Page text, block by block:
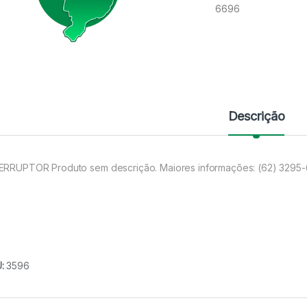
6696
Descrição
Produto sem descrição. Maiores informações: (62)
3596